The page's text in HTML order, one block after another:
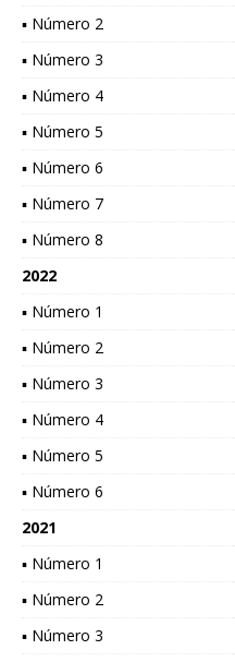
▪ Número 2
▪ Número 3
▪ Número 4
▪ Número 5
▪ Número 6
▪ Número 7
▪ Número 8
2022
▪ Número 1
▪ Número 2
▪ Número 3
▪ Número 4
▪ Número 5
▪ Número 6
2021
▪ Número 1
▪ Número 2
▪ Número 3